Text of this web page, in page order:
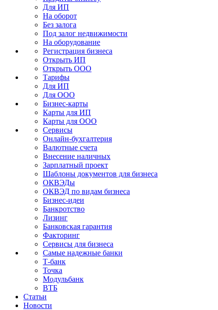
Для ИП
На оборот
Без залога
Под залог недвижимости
На оборудование
Регистрация бизнеса
Открыть ИП
Открыть ООО
Тарифы
Для ИП
Для ООО
Бизнес-карты
Карты для ИП
Карты для ООО
Сервисы
Онлайн-бухгалтерия
Валютные счета
Внесение наличных
Зарплатный проект
Шаблоны документов для бизнеса
ОКВЭДы
ОКВЭД по видам бизнеса
Бизнес-идеи
Банкротство
Лизинг
Банковская гарантия
Факторинг
Сервисы для бизнеса
Самые надежные банки
Т-банк
Точка
Модульбанк
ВТБ
Статьи
Новости